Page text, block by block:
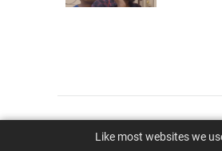
Like most websites we